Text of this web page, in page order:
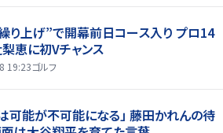
り上げ”で開幕前日コース入り プロ14
恵に初Vチャンス
19:23ゴルフ
可能が不可能になる」 藤田かれんの待